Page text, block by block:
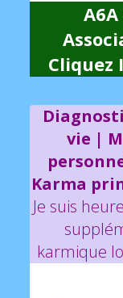
Cliquez
vie |
Karma
Je suis
karmique